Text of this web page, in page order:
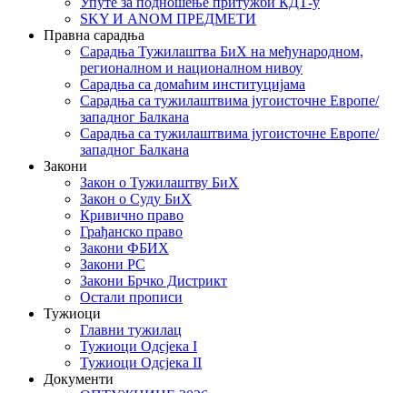
SKY И ANOM ПРЕДМЕТИ
Правна сарадња
Сарадња Тужилаштва БиХ на међународном,
регионалном и националном нивоу
Сарадња са домаћим институцијама
Сарадња са тужилаштвима југоисточне Европе/
западног Балкана
Сарадња са тужилаштвима југоисточне Европе/
западног Балкана
Закони
Закон о Тужилаштву БиХ
Закон о Суду БиХ
Кривично право
Грађанско право
Закони ФБИХ
Закони РС
Закони Брчко Дистрикт
Остали прописи
Тужиоци
Главни тужилац
Тужиоци Oдсјекa I
Тужиоци Oдсјекa II
Документи